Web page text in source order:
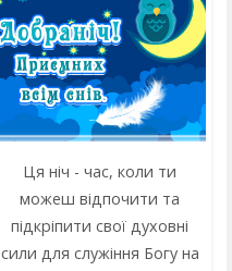
Ця ніч - час, коли ти
можеш відпочити та
підкріпити свої духовні
сили для служіння Богу на